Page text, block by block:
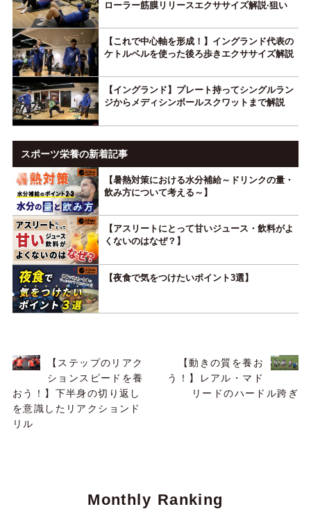
ローラー筋膜リリースエクササイズ解説·狙い
【これで中心軸を形成！】イングランド代表の
ケトルベルを使った後ろ歩きエクササイズ解説
【イングランド】プレート持ってシングルラン
ジからメディシンボールスクワットまで解説
スポーツ栄養の新着記事
【暑熱対策における水分補給～ドリンクの量・
飲み方について考える～】
【アスリートにとって甘いジュース・飲料がよ
くないのはなぜ？】
【夜食で気をつけたいポイント3選】
【ステップのリアク
ションスピードを養
おう！】下半身の切り返し
を意識したリアクションド
リル
【動きの質を養お
う！】レアル・マド
リードのハードル跨ぎ
Monthly Ranking